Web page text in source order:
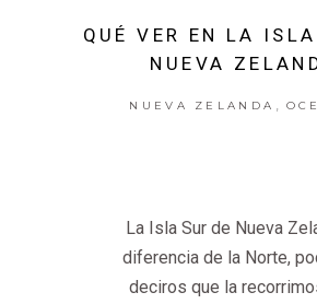
QUÉ VER EN LA
NUEVA
NUEVA ZELANDA
La Isla Sur de Nueva
diferencia de la Norte,
deciros que la